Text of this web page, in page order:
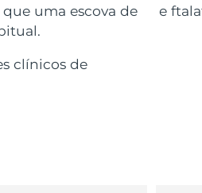
uma escova de
clínicos de
e
Entrega prevista